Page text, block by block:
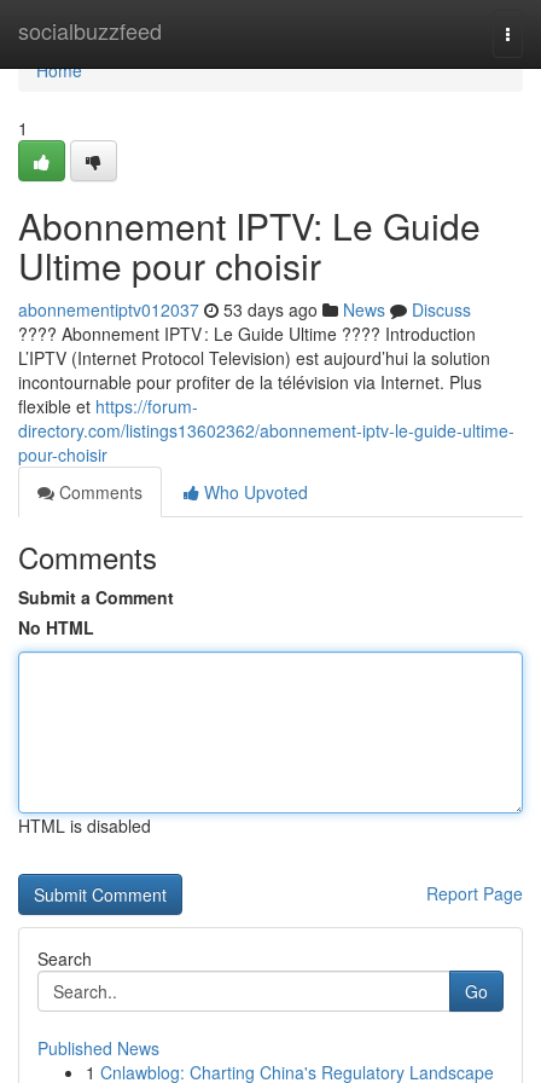
socialbuzzfeed
Home
Home
1
Abonnement IPTV: Le Guide
Ultime pour choisir
abonnementiptv012037 53 days ago News
Discuss
???? Abonnement IPTV : Le Guide Ultime ???? Introduction
L’IPTV (Internet Protocol Television) est aujourd’hui la solution
incontournable pour profiter de la télévision via Internet. Plus
flexible et https://forum-
directory.com/listings13602362/abonnement-iptv-le-guide-ultime-
pour-choisir
Comments
Who Upvoted
Comments
Submit a Comment
No HTML
HTML is disabled
Report Page
Search
Go
Published News
1 Cnlawblog: Charting China's Regulatory Landscape